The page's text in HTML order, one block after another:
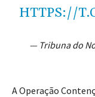
HTTPS://
— Tribuna do
A Operação